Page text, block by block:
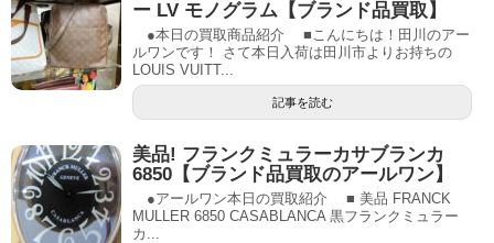
ー LV モノグラム【ブランド品買取】
●本日の買取商品紹介 ■こんにちは！田川のアー
ルワンです！ さて本日入荷は田川市よりお持ちの
LOUIS VUITT...
記事を読む
美品! フランクミュラーカサブランカ
6850【ブランド品買取のアールワン】
●アールワン本日の買取紹介 ■ 美品 FRANCK
MULLER 6850 CASABLANCA 黒フランクミュラー
カ...